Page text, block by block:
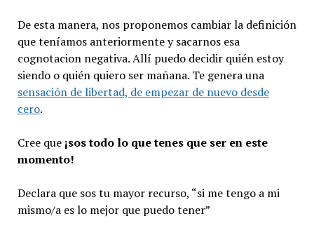
De esta manera, nos proponemos cambiar la definición
que teníamos anteriormente y sacarnos esa
cognotacion negativa. Allí puedo decidir quién estoy
siendo o quién quiero ser mañana. Te genera una
sensación de libertad, de empezar de nuevo desde
cero.
Cree que ¡sos todo lo que tenes que ser en este
momento!
Declara que sos tu mayor recurso, “si me tengo a mi
mismo/a es lo mejor que puedo tener”